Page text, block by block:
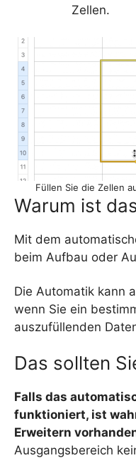
Zellen.
Füllen Sie die Zellen
Warum ist
Mit dem
beim Aufbau oder
Die Automatik kann
wenn Sie ein
auszufüllenden
Das sollten
Falls das
funktioniert, ist
Erweitern
Ausgangsbereich